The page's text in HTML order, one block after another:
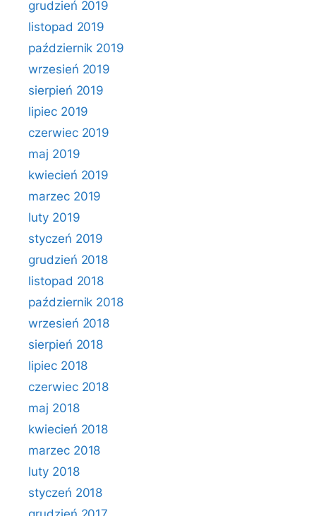
grudzień 2019
listopad 2019
październik 2019
wrzesień 2019
sierpień 2019
lipiec 2019
czerwiec 2019
maj 2019
kwiecień 2019
marzec 2019
luty 2019
styczeń 2019
grudzień 2018
listopad 2018
październik 2018
wrzesień 2018
sierpień 2018
lipiec 2018
czerwiec 2018
maj 2018
kwiecień 2018
marzec 2018
luty 2018
styczeń 2018